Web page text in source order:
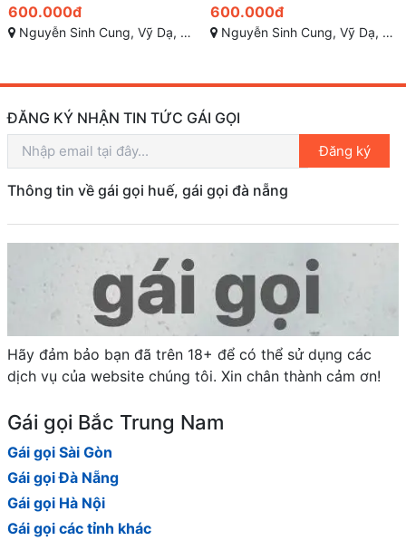
600.000đ
Nguyễn Sinh Cung, Vỹ Dạ, Huế, Thừa Thiên Huế
700.000đ
Nguyễn Sinh Cung, Vỹ Dạ, Huế, Thừa Thiên Huế
ĐĂNG KÝ NHẬN TIN TỨC GÁI GỌI
Đăng ký
Thông tin về gái gọi huế, gái gọi đà nẵng
Hãy đảm bảo bạn đã trên 18+ để có thể sử dụng các
dịch vụ của website chúng tôi. Xin chân thành cảm ơn!
Gái gọi Bắc Trung Nam
Gái gọi Sài Gòn
Gái gọi Đà Nẵng
Gái gọi Hà Nội
Gái gọi các tỉnh khác